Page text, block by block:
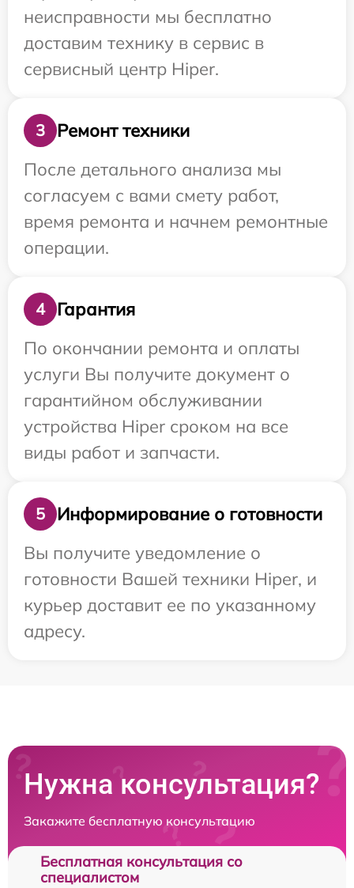
неисправности мы бесплатно
доставим технику в сервис в
сервисный центр Hiper.
3
Ремонт техники
После детального анализа мы
согласуем с вами смету работ,
время ремонта и начнем ремонтные
операции.
4
Гарантия
По окончании ремонта и оплаты
услуги Вы получите документ о
гарантийном обслуживании
устройства Hiper сроком на все
виды работ и запчасти.
5
Информирование о готовности
Вы получите уведомление о
готовности Вашей техники Hiper, и
курьер доставит ее по указанному
адресу.
Нужна консультация?
Закажите бесплатную консультацию
Бесплатная консультация со
специалистом